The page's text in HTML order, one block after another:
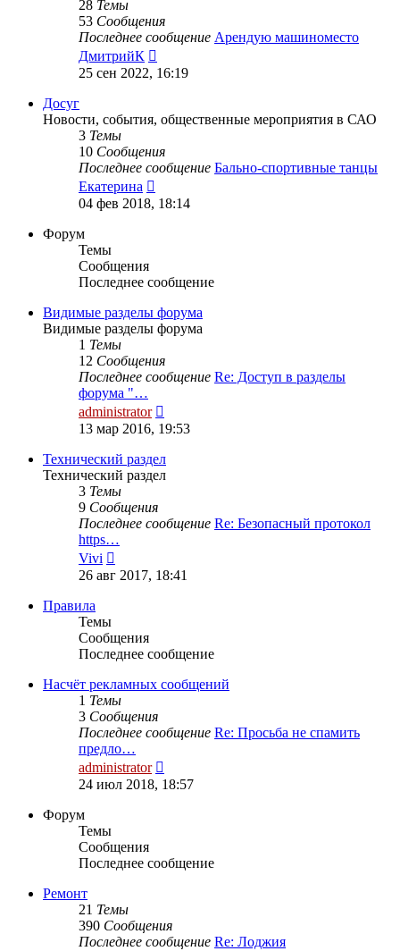
28 Темы
53 Сообщения
Последнее сообщение Арендую машиноместо
ДмитрийК
к
25 сен 2022, 16:19
Досуг
Новости, события, общественные мероприятия в САО
3 Темы
10 Сообщения
Последнее сообщение Бально-спортивные танцы
Екатерина
к
04 фев 2018, 18:14
Форум
Темы
Сообщения
Последнее сообщение
Видимые разделы форума
Видимые разделы форума
1 Темы
12 Сообщения
Последнее сообщение Re: Доступ в разделы
форума "…
administrator
к
сообщению
13 мар 2016, 19:53
Технический раздел
Технический раздел
3 Темы
9 Сообщения
Последнее сообщение Re: Безопасный протокол
https…
Vivi
к
последнему
26 авг 2017, 18:41
Правила
Темы
Сообщения
Последнее сообщение
Насчёт рекламных сообщений
1 Темы
3 Сообщения
Последнее сообщение Re: Просьба не спамить
предло…
administrator
к
24 июл 2018, 18:57
Форум
Темы
Сообщения
Последнее сообщение
Ремонт
21 Темы
390 Сообщения
Последнее сообщение Re: Лоджия